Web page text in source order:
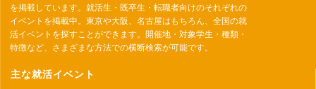
を掲載しています。就活生・既卒生・転職者向けのそれぞれの
イベントを掲載中。東京や大阪、名古屋はもちろん、全国の就
活イベントを探すことができます。開催地・対象学生・種類・
特徴など、さまざまな方法での横断検索が可能です。
主な就活イベント